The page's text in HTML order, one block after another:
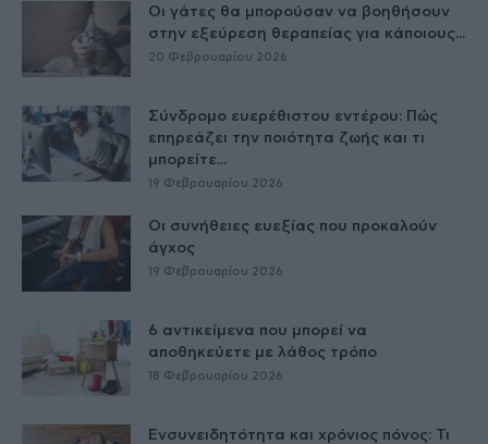
Οι γάτες θα μπορούσαν να βοηθήσουν
στην εξεύρεση θεραπείας για κάποιους...
20 Φεβρουαρίου 2026
Σύνδρομο ευερέθιστου εντέρου: Πώς
επηρεάζει την ποιότητα ζωής και τι
μπορείτε...
19 Φεβρουαρίου 2026
Οι συνήθειες ευεξίας που προκαλούν
άγχος
19 Φεβρουαρίου 2026
6 αντικείμενα που μπορεί να
αποθηκεύετε με λάθος τρόπο
18 Φεβρουαρίου 2026
Ενσυνειδητότητα και χρόνιος πόνος: Τι